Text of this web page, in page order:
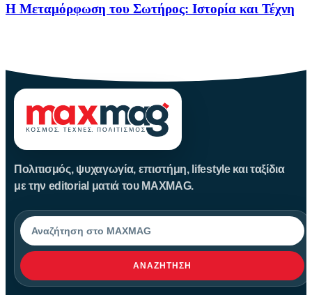
Η Μεταμόρφωση του Σωτήρος: Ιστορία και Τέχνη
Πολιτισμός, ψυχαγωγία, επιστήμη, lifestyle και ταξίδια
με την editorial ματιά του MAXMAG.
Αναζήτηση
ΑΝΑΖΉΤΗΣΗ